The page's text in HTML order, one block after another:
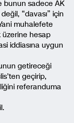
bunun sadece AK
“davası” için
muhalefete
hesap
iddiasına uygun
getireceği
geçirip,
referanduma